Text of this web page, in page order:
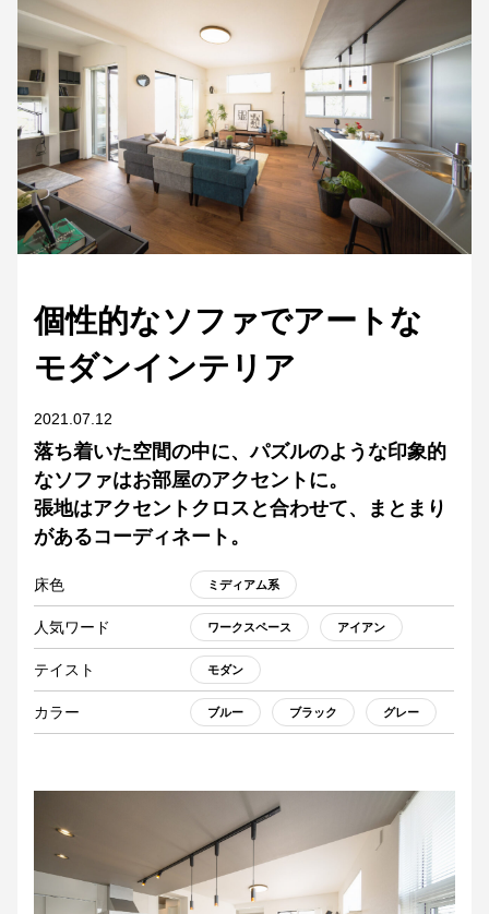
個性的なソファでアートな
モダンインテリア
2021.07.12
落ち着いた空間の中に、パズルのような印象的
なソファはお部屋のアクセントに。
張地はアクセントクロスと合わせて、まとまり
があるコーディネート。
床色 ミディアム系
人気ワード ワークスペース アイアン
テイスト モダン
カラー ブルー ブラック グレー